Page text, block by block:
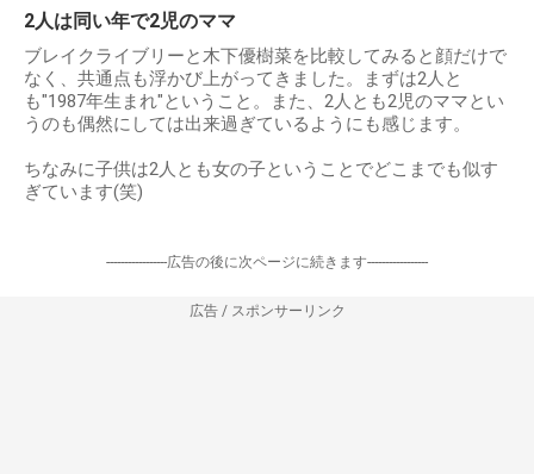
2人は同い年で2児のママ
ブレイクライブリーと木下優樹菜を比較してみると顔だけで
なく、共通点も浮かび上がってきました。まずは2人と
も"1987年生まれ"ということ。また、2人とも2児のママとい
うのも偶然にしては出来過ぎているようにも感じます。
ちなみに子供は2人とも女の子ということでどこまでも似す
ぎています(笑)
-----------------広告の後に次ページに続きます-----------------
広告 / スポンサーリンク